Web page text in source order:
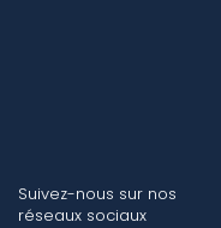
Suivez-nous sur nos
réseaux sociaux